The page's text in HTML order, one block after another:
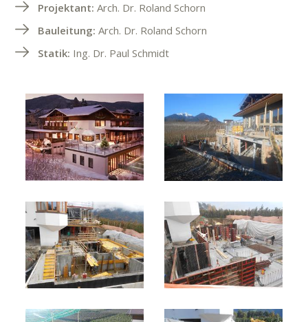
Projektant: Arch. Dr. Roland Schorn
Bauleitung: Arch. Dr. Roland Schorn
Statik: Ing. Dr. Paul Schmidt